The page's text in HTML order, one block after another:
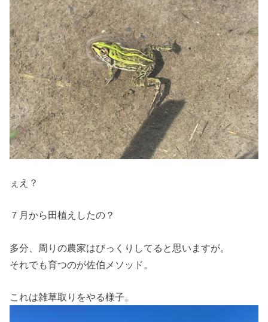
ぇえ？
７月から田植えしたの？
多分、周りの農家はびっくりしてると思いますが。
それでも育つのが佐伯メソッド。
これは雑草取りをやる様子。